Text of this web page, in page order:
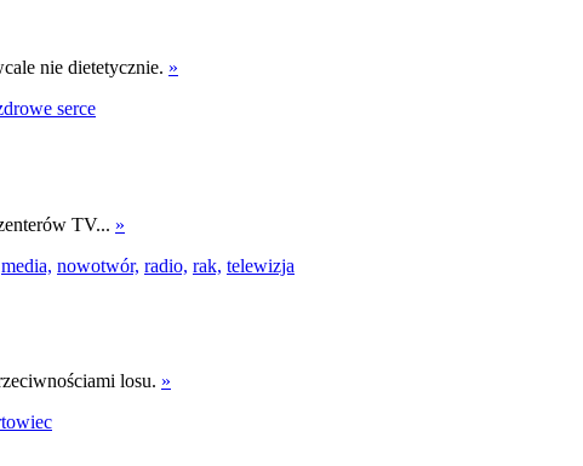
nie dietetycznie. »
serce
TV... »
media, nowotwór, radio, rak, telewizja
losu. »